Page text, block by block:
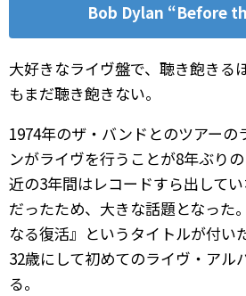
Bob Dylan “Before
大好きなライヴ盤で、聴き飽きる
もまだ聴き飽きない。
1974年のザ・バンドとのツアーの
ンがライヴを行うことが8年ぶり
近の3年間はレコードすら出して
だったため、大きな話題となった
なる復活』というタイトルが付い
32歳にして初めてのライヴ・アル
る。